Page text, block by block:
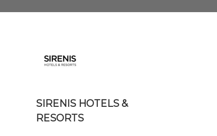
SIRENIS HOTELS &
RESORTS